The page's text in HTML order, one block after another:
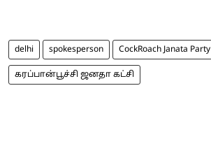
delhi spokesperson CockRoach Janata Party
கரப்பான்பூச்சி ஜனதா கட்சி